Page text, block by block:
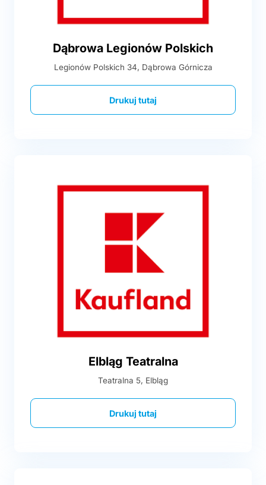
Dąbrowa Legionów Polskich
Legionów Polskich 34, Dąbrowa Górnicza
Drukuj tutaj
Elbląg Teatralna
Teatralna 5, Elbląg
Drukuj tutaj